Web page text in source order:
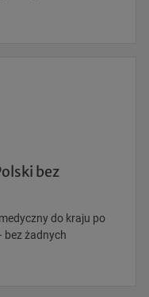
bez
do kraju po
bez żadnych